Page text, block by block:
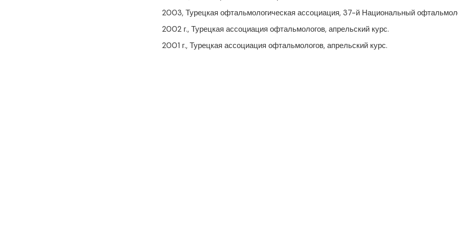
2003, Турецкая офтальмологическая ассоциация, 37-й Национальный
2002 г., Турецкая ассоциация офтальмологов, апрельский курс.
2001 г., Турецкая ассоциация офтальмологов, апрельский курс.